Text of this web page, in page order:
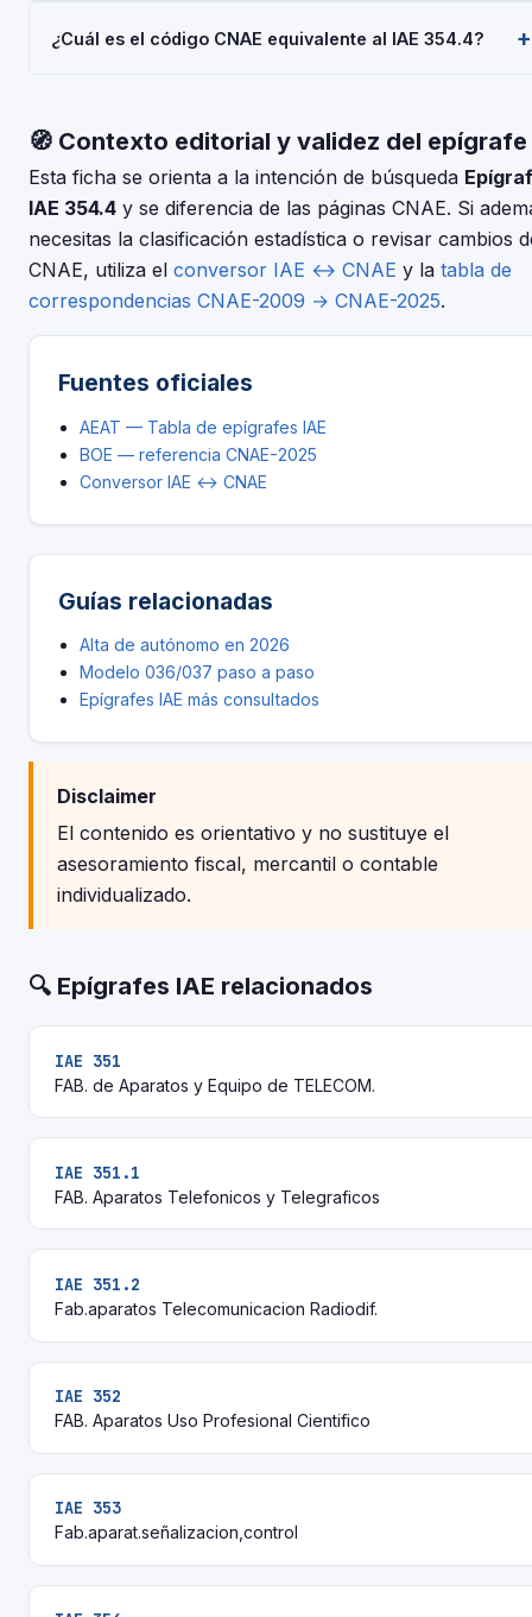
económica.
Modelo 036/037 (alta), Modelo 303 (IVA trimestral), Modelo
¿Cuál es el código CNAE equivalente al IAE 354.4?
el código CNAE-2025 que corresponde al epígrafe 354.4 —
Accesorios de Componentes Electronicos.
🧭 Contexto editorial y validez del epígrafe
Esta ficha se orienta a la intención de búsqueda
IAE 354.4 y se diferencia de las páginas CNAE. Si
necesitas la clasificación estadística o revisar cambios
CNAE, utiliza el conversor IAE ↔ CNAE y la tabla de
correspondencias CNAE-2009 → CNAE-2025.
Fuentes oficiales
AEAT — Tabla de epígrafes IAE
BOE — referencia CNAE-2025
Conversor IAE ↔ CNAE
Guías relacionadas
Alta de autónomo en 2026
Modelo 036/037 paso a paso
Epígrafes IAE más consultados
Disclaimer
El contenido es orientativo y no sustituye el
asesoramiento fiscal, mercantil o contable
individualizado.
🔍 Epígrafes IAE relacionados
IAE 351
FAB. de Aparatos y Equipo de TELECOM.
IAE 351.1
FAB. Aparatos Telefonicos y Telegraficos
IAE 351.2
Fab.aparatos Telecomunicacion Radiodif.
IAE 352
FAB. Aparatos Uso Profesional Cientifico
IAE 353
Fab.aparat.señalizacion,control